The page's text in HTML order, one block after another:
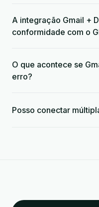
A integração Gmail +
conformidade com o
O que acontece se
erro?
Posso conectar